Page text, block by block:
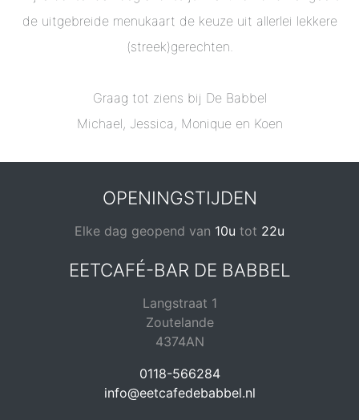
de uitgebreide menukaart de keuze uit allerlei lekkere
(streek)gerechten.
Graag tot ziens bij De Babbel
Michael, Jessica, Monique en Koen
OPENINGSTIJDEN
Elke dag geopend van 10u tot 22u
EETCAFÉ-BAR DE BABBEL
Langstraat 1
Zoutelande
4374AN
0118-566284
info@eetcafedebabbel.nl